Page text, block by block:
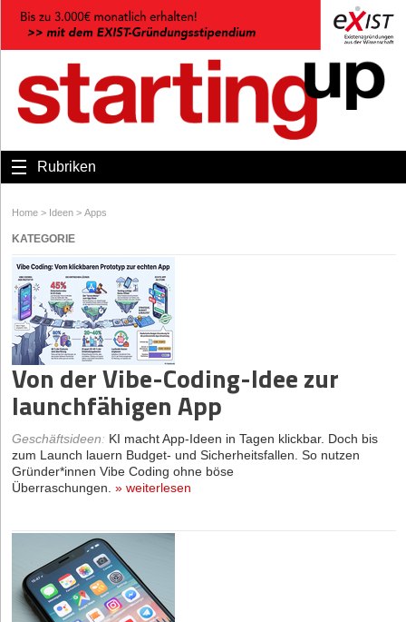
Rubriken
Home > Ideen > Apps
KATEGORIE
Von der Vibe-Coding-Idee zur
launchfähigen App
Geschäftsideen: KI macht App-Ideen in Tagen klickbar. Doch bis
zum Launch lauern Budget- und Sicherheitsfallen. So nutzen
Gründer*innen Vibe Coding ohne böse
Überraschungen. » weiterlesen